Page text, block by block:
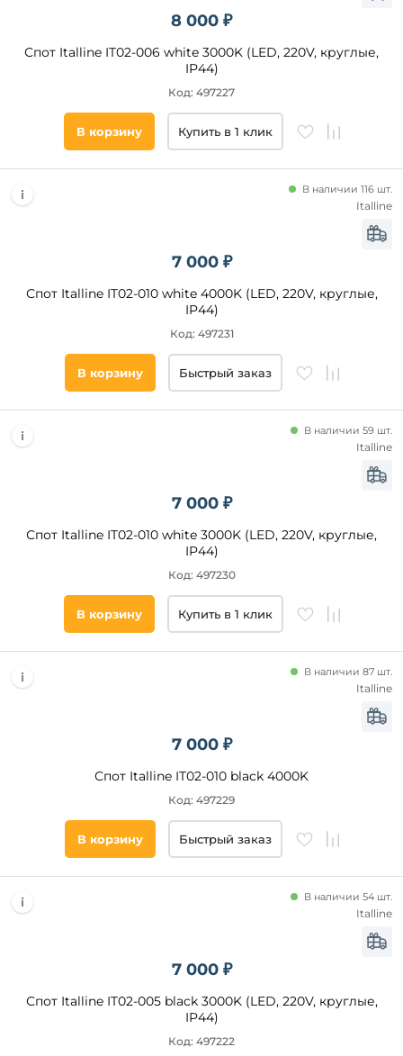
8 000 ₽
Спот Italline IT02-006 white 3000K (LED, 220V, круглые,
IP44)
Код: 497227
В корзину Купить в 1 клик
7 000 ₽
Спот Italline IT02-010 white 4000K (LED, 220V, круглые,
IP44)
В наличии 116 шт.
Код: 497231
Italline
В корзину Быстрый заказ
7 000 ₽
Спот Italline IT02-010 white 3000K (LED, 220V, круглые,
IP44)
В наличии 59 шт.
Код: 497230
Italline
В корзину Купить в 1 клик
7 000 ₽
Спот Italline IT02-010 black 4000K
В наличии 87 шт.
Код: 497229
Italline
В корзину Быстрый заказ
7 000 ₽
Спот Italline IT02-005 black 3000K (LED, 220V, круглые,
IP44)
В наличии 54 шт.
Код: 497222
Italline